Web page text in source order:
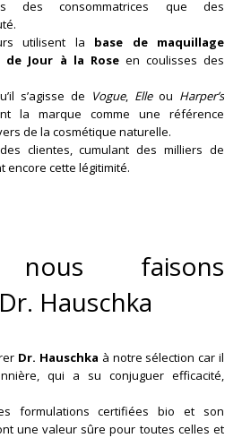
des consommatrices que des
utilisent la base de maquillage
de Jour à la Roseen coulisses des
s’agisse de Vogue, Elleou Harper’s
la marque comme une référence
de la cosmétique naturelle.
clientes, cumulant des milliers de
cette légitimité.
nous faisons
Hauschka
Dr. Hauschka à notre sélection car il
qui a su conjuguer efficacité,
formulations certifiées bio et son
une valeur sûre pour toutes celles et